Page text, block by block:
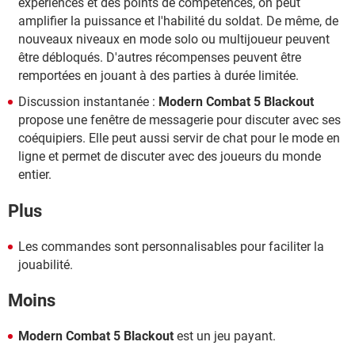
amplifier la puissance et l'habilité du soldat. De même, de
nouveaux niveaux en mode solo ou multijoueur peuvent
être débloqués. D'autres récompenses peuvent être
remportées en jouant à des parties à durée limitée.
Discussion instantanée : Modern Combat 5 Blackout
propose une fenêtre de messagerie pour discuter avec ses
coéquipiers. Elle peut aussi servir de chat pour le mode en
ligne et permet de discuter avec des joueurs du monde
entier.
Plus
Les commandes sont personnalisables pour faciliter la
jouabilité.
Moins
Modern Combat 5 Blackout est un jeu payant.